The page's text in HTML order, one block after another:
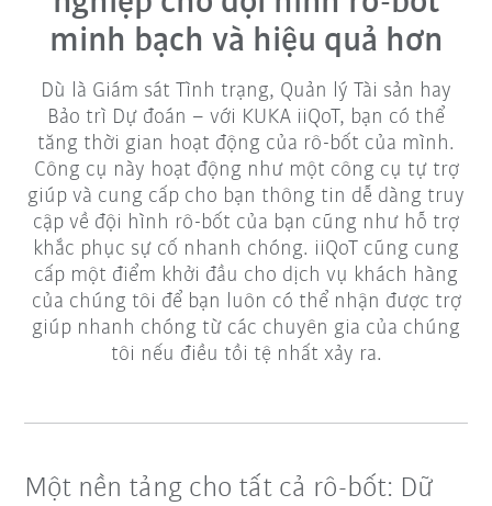
minh bạch và hiệu quả hơn
Dù là Giám sát Tình trạng, Quản lý Tài sản hay
Bảo trì Dự đoán – với KUKA iiQoT, bạn có thể
tăng thời gian hoạt động của rô-bốt của mình.
Công cụ này hoạt động như một công cụ tự trợ
giúp và cung cấp cho bạn thông tin dễ dàng truy
cập về đội hình rô-bốt của bạn cũng như hỗ trợ
khắc phục sự cố nhanh chóng. iiQoT cũng cung
cấp một điểm khởi đầu cho dịch vụ khách hàng
của chúng tôi để bạn luôn có thể nhận được trợ
giúp nhanh chóng từ các chuyên gia của chúng
tôi nếu điều tồi tệ nhất xảy ra.
Một nền tảng cho tất cả rô-bốt: Dữ